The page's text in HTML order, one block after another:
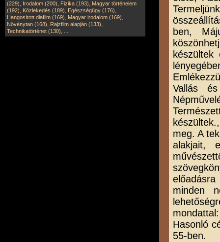
(229), Irodalom (200), Fizika (193), Magyar történelem
(192), Közlekedés (189), Egészségügy (176),
Hangosított diafilm (169), Magyar irodalom (169),
Növénytan (168), Rajzfilm alapján (133),
Technikatörténet (130),
ben,
készültek
Vallás
meg. A
alakjait,
minden
Hasonló
55-ben.